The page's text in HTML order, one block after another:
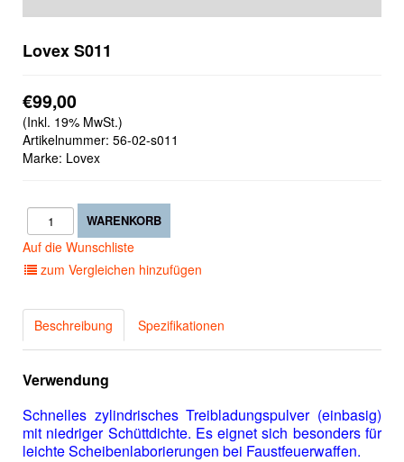
Lovex S011
€99,00
(Inkl. 19% MwSt.)
Artikelnummer: 56-02-s011
Marke: Lovex
Auf die Wunschliste
zum Vergleichen hinzufügen
Beschreibung Spezifikationen
Verwendung
Schnelles zylindrisches Treibladungspulver (einbasig)
mit niedriger Schüttdichte. Es eignet sich besonders für
leichte Scheibenlaborierungen bei Faustfeuerwaffen.